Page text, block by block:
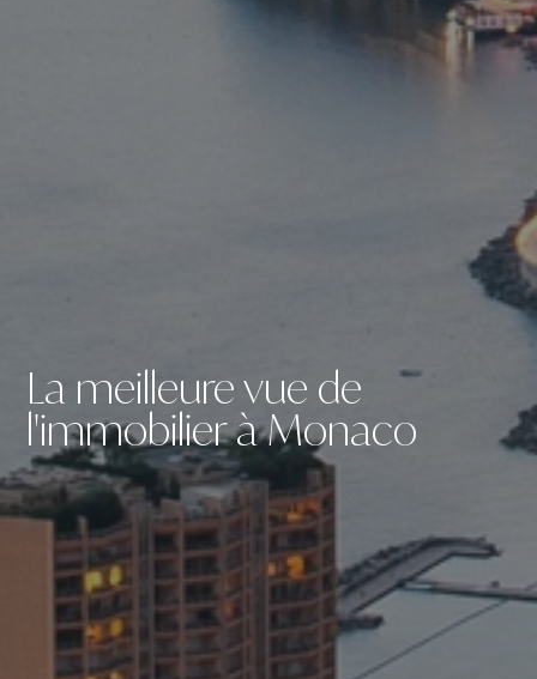
La meilleure vue de
l'immobilier à Monaco